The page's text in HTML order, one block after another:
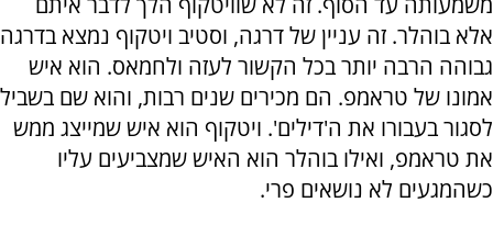
אלא בוהלר. זה עניין של דרגה, וסטיב ויטקוף נמצא בדרגה
גבוהה הרבה יותר בכל הקשור לעזה ולחמאס. הוא איש
אמונו של טראמפ. הם מכירים שנים רבות, והוא שם בשביל
לסגור בעבורו את ה'דילים'. ויטקוף הוא איש שמייצג ממש
את טראמפ, ואילו בוהלר הוא האיש שמצביעים עליו
כשהמגעים לא נושאים פרי.